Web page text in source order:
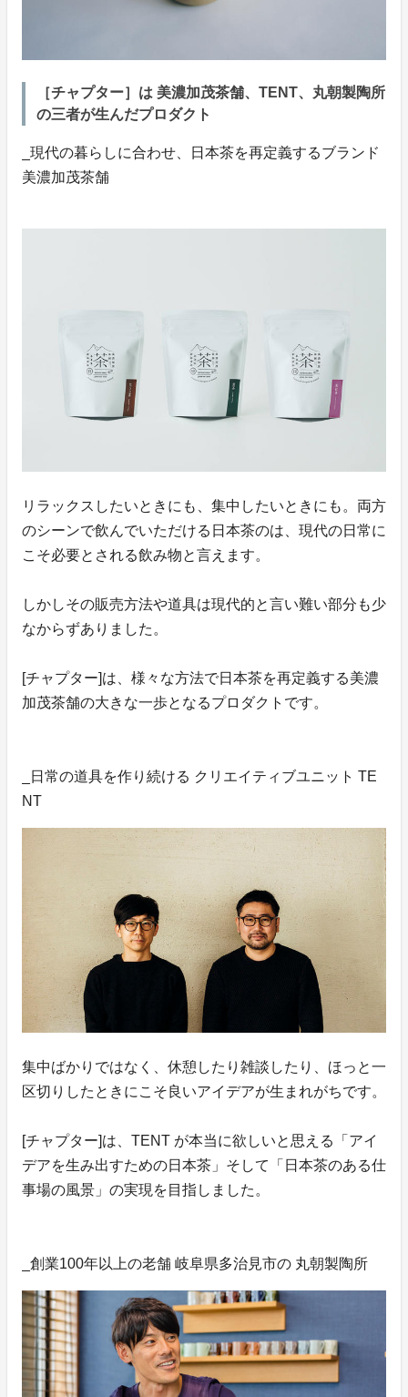
［チャプター］は 美濃加茂茶舗、TENT、丸朝製陶所
の三者が生んだプロダクト
_現代の暮らしに合わせ、日本茶を再定義するブランド
美濃加茂茶舗
リラックスしたいときにも、集中したいときにも。両方
のシーンで飲んでいただける日本茶のは、現代の日常に
こそ必要とされる飲み物と言えます。
しかしその販売方法や道具は現代的と言い難い部分も少
なからずありました。
[チャプター]は、様々な方法で日本茶を再定義する美濃
加茂茶舗の大きな一歩となるプロダクトです。
_日常の道具を作り続ける クリエイティブユニット TE
NT
集中ばかりではなく、休憩したり雑談したり、ほっと一
区切りしたときにこそ良いアイデアが生まれがちです。
[チャプター]は、TENT が本当に欲しいと思える「アイ
デアを生み出すための日本茶」そして「日本茶のある仕
事場の風景」の実現を目指しました。
_創業100年以上の老舗 岐阜県多治見市の 丸朝製陶所